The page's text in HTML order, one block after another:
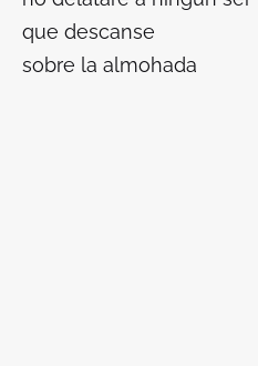
que descanse
sobre la almohada